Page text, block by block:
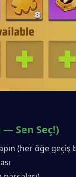
Sen Seç!)
(her öğe geçiş